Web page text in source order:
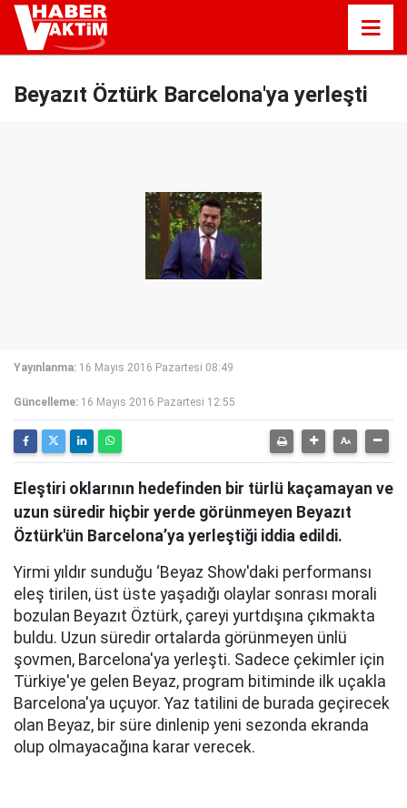
Beyazıt Öztürk Barcelona'ya yerleşti
Yayınlanma: 16 Mayıs 2016 Pazartesi 08:49
Güncelleme: 16 Mayıs 2016 Pazartesi 12:55
Eleştiri oklarının hedefinden bir türlü kaçamayan ve
uzun süredir hiçbir yerde görünmeyen Beyazıt
Öztürk'ün Barcelona’ya yerleştiği iddia edildi.
Yirmi yıldır sunduğu ‘Beyaz Show'daki performansı
eleş tirilen, üst üste yaşadığı olaylar sonrası morali
bozulan Beyazıt Öztürk, çareyi yurtdışına çıkmakta
buldu. Uzun süredir ortalarda görünmeyen ünlü
şovmen, Barcelona'ya yerleşti. Sadece çekimler için
Türkiye'ye gelen Beyaz, program bitiminde ilk uçakla
Barcelona'ya uçuyor. Yaz tatilini de burada geçirecek
olan Beyaz, bir süre dinlenip yeni sezonda ekranda
olup olmayacağına karar verecek.